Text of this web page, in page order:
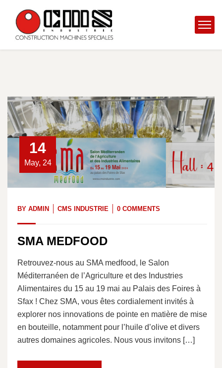
14
May, 24
BY ADMIN CMS INDUSTRIE 0 COMMENTS
SMA MEDFOOD
Retrouvez-nous au SMA medfood, le Salon
Méditerranéen de l’Agriculture et des Industries
Alimentaires du 15 au 19 mai au Palais des Foires à
Sfax ! Chez SMA, vous êtes cordialement invités à
explorer nos innovations de pointe en matière de mise
en bouteille, notamment pour l’huile d’olive et divers
autres domaines agricoles. Nous vous invitons […]